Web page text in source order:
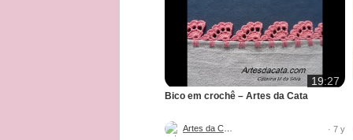
19:27
Bico em crochê – Artes da Cata
· 7 y